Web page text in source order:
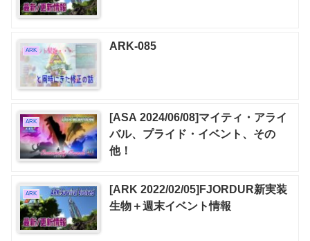
ARK ARK-085
ARK
[ASA 2024/06/08]マイティ・アライ
バル、プライド・イベント、その
他！
ARK
[ARK 2022/02/05]FJORDUR新実装
生物＋週末イベント情報